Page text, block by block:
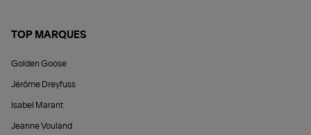
TOP MARQUES
Golden Goose
Jérôme Dreyfuss
Isabel Marant
Jeanne Vouland